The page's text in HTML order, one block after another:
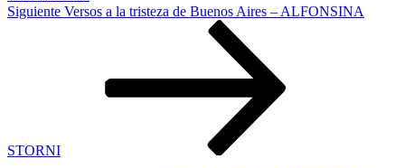
Siguiente
Siguiente Versos a la tristeza de Buenos Aires – ALFONSINA
STORNI